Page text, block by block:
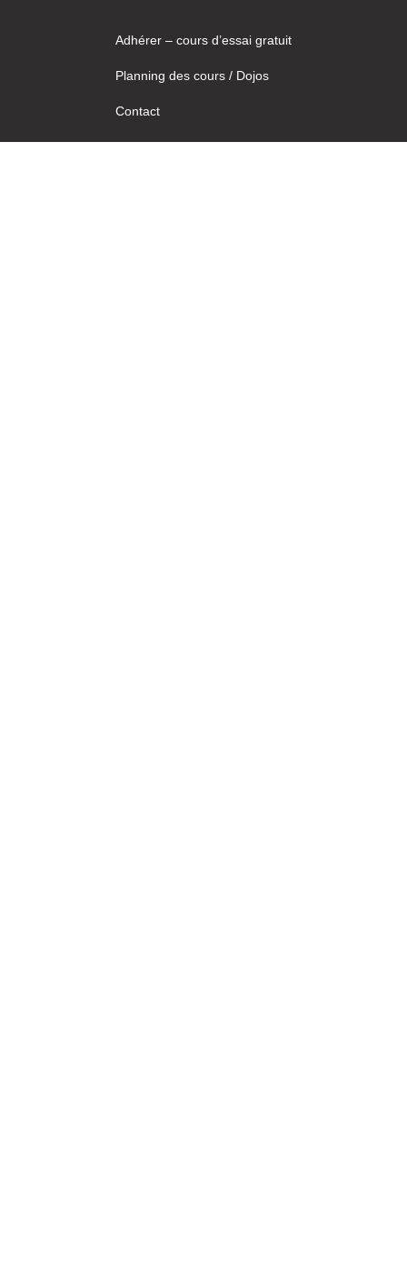
Adhérer – cours d’essai gratuit
Planning des cours / Dojos
Contact